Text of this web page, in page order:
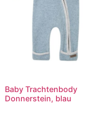
Baby Trachtenbody
Donnerstein, blau